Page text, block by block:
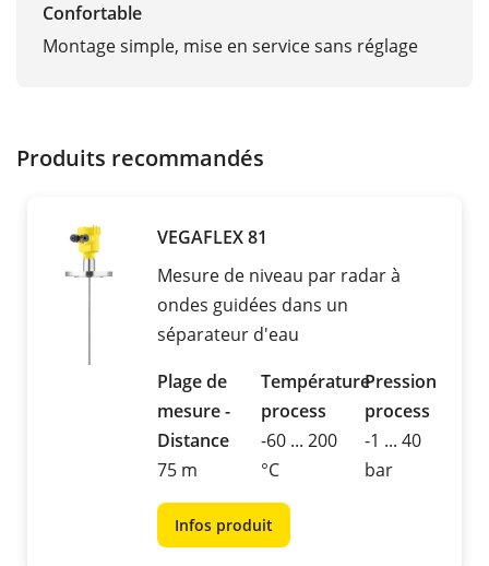
Confortable
Montage simple, mise en service sans réglage
Produits recommandés
VEGAFLEX 81
Mesure de niveau par radar à
ondes guidées dans un
séparateur d'eau
Plage de
mesure -
Distance
75 m
Température
process
-60 ... 200
°C
Pression
process
-1 ... 40
bar
Infos produit